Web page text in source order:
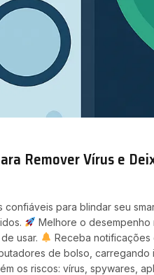
Remover Vírus e
confiáveis para blindar seu
Melhore o
usar.
Receba notificações
de bolso, carregando
os riscos: vírus, spywares,